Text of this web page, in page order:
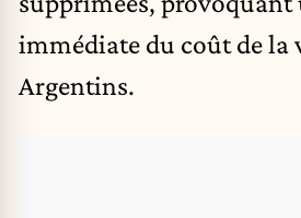
immédiate du coût de la
Argentins.